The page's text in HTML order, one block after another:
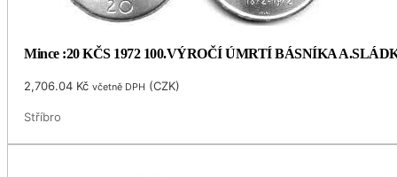
Mince :20 KČS 1972 100.VÝROČÍ ÚMRTÍ BÁSNÍKA
2,706.04 Kč včetně DPH (CZK)
Stříbro